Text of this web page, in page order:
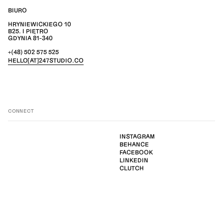
BIURO
HRYNIEWICKIEGO 10
B25. I PIĘTRO
GDYNIA 81-340
+(48) 502 575 525
HELLO[AT]247STUDIO.CO
CONNECT
INSTAGRAM
BEHANCE
FACEBOOK
LINKEDIN
CLUTCH